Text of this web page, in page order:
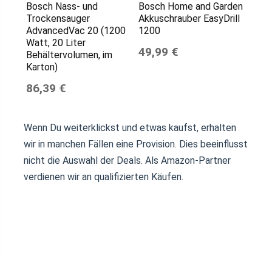
Bosch Nass- und
Trockensauger
AdvancedVac 20 (1200
Watt, 20 Liter
Behältervolumen, im
Karton)
86,39 €
Bosch Home and Garden
Akkuschrauber EasyDrill
1200
49,99 €
Wenn Du weiterklickst und etwas kaufst, erhalten
wir in manchen Fällen eine Provision. Dies beeinflusst
nicht die Auswahl der Deals. Als Amazon-Partner
verdienen wir an qualifizierten Käufen.